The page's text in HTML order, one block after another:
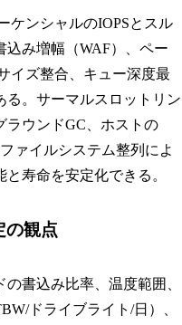
ケンシャルのIOPSとスル
込み増幅（WAF）、ペー
イズ整合、キュー深度最
る。サーマルスロットリン
ラウンドGC、ホストの
ァイルシステム整列によ
と寿命を安定化できる。
の観点
の書込み比率、温度範囲、
ドライブライト/日）、